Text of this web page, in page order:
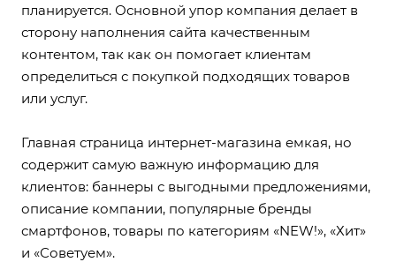
планируется. Основной упор компания делает в
сторону наполнения сайта качественным
контентом, так как он помогает клиентам
определиться с покупкой подходящих товаров
или услуг.
Главная страница интернет-магазина емкая, но
содержит самую важную информацию для
клиентов: баннеры с выгодными предложениями,
описание компании, популярные бренды
смартфонов, товары по категориям «NEW!», «Хит»
и «Советуем».